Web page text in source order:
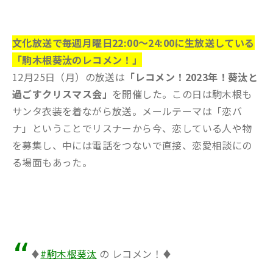
文化放送で毎週月曜日22:00～24:00に生放送している
「駒木根葵汰のレコメン！」
12月25日（月）の放送は 「レコメン！2023年！葵汰と
過ごすクリスマス会」 を開催した。この日は駒木根も
サンタ衣装を着ながら放送。メールテーマは「恋バ
ナ」ということでリスナーから今、恋している人や物
を募集し、中には電話をつないで直接、恋愛相談にの
る場面もあった。
♦️#駒木根葵汰 の レコメン！♦️